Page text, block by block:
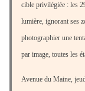
cible privilégiée : les
lumière, ignorant ses
photographier une
par image, toutes les
Avenue du Maine,